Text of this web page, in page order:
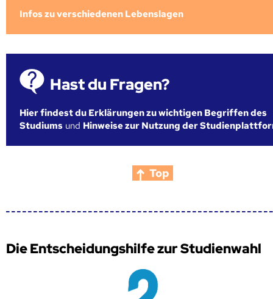
Infos zu verschiedenen Lebenslagen
Hast du Fragen?
Hier findest du Erklärungen zu wichtigen Begriffen des
Studiums und Hinweise zur Nutzung der
Top
Die Entscheidungshilfe zur Studienwahl